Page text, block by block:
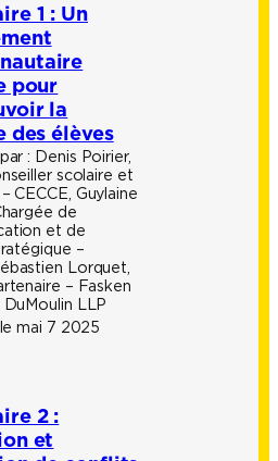
1 : Un
pour
la
des élèves
:
Denis Poirier,
scolaire et
CECCE, Guylaine
de
et de
–
Lorquet,
– Fasken
DuMoulin LLP
mai 7 2025
2 :
et